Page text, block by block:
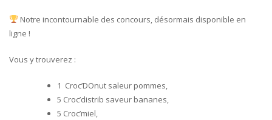
Notre incontournable des concours, désormais disponible en
ligne !
Vous y trouverez :
1 Croc’DOnut saleur pommes,
5 Croc’distrib saveur bananes,
5 Croc’miel,